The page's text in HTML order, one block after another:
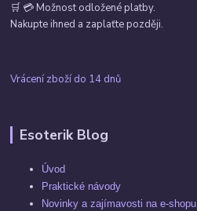
🛒 💳 Možnost odložené platby.
Nakupte ihned a zaplaťte později.
Vrácení zboží do 14 dnů
Esoterik Blog
Úvod
Praktické návody
Novinky a zajímavosti na e-shopu